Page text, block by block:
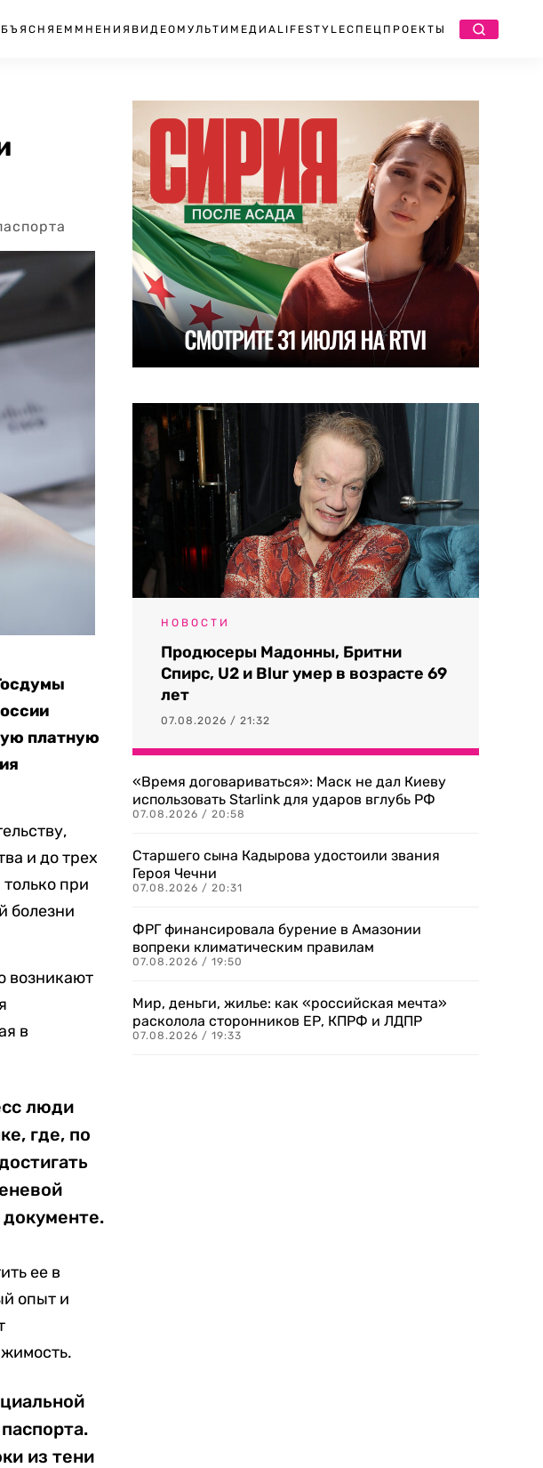
МНЕНИЯ ВИДЕО МУЛЬТИМЕДИА LIFESTYLEСПЕЦПРОЕКТЫ
платную
и до трех
при
болезни
возникают
в
люди
где, по
документе.
ее в
опыт и
из тени
НОВОСТИ
Продюсеры Мадонны, Бритни
Спирс, U2 и Blur умер в возрасте 69
лет
07.08.2026 / 21:32
«Время договариваться»: Маск не дал Киеву
использовать Starlink для ударов вглубь РФ
07.08.2026 / 20:58
Старшего сына Кадырова удостоили звания
Героя Чечни
07.08.2026 / 20:31
ФРГ финансировала бурение в Амазонии
вопреки климатическим правилам
07.08.2026 / 19:50
Мир, деньги, жилье: как «российская мечта»
расколола сторонников ЕР, КПРФ и ЛДПР
07.08.2026 / 19:33